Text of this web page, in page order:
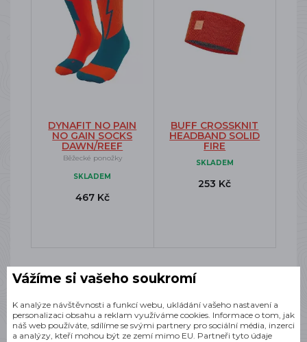
DYNAFIT NO PAIN
NO GAIN SOCKS
DAWN/REEF
Běžecké ponožky
SKLADEM
467 Kč
BUFF CROSSKNIT
HEADBAND SOLID
FIRE
SKLADEM
253 Kč
Podobné produkty
Vážíme si vašeho soukromí
K analýze návštěvnosti a funkcí webu, ukládání vašeho nastavení a
personalizaci obsahu a reklam využíváme cookies. Informace o tom, jak
náš web používáte, sdílíme se svými partnery pro sociální média, inzerci
a analýzy, kteří mohou být ze zemí mimo EU. Partneři tyto údaje